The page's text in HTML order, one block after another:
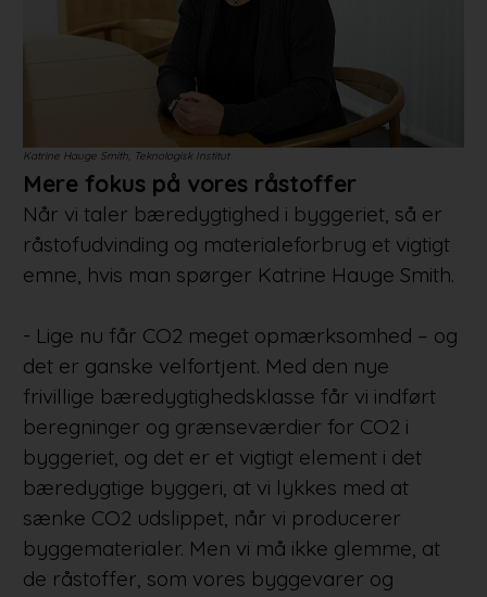
Katrine Hauge Smith, Teknologisk Institut
Mere fokus på vores råstoffer
Når vi taler bæredygtighed i byggeriet, så er
råstofudvinding og materialeforbrug et vigtigt
emne, hvis man spørger Katrine Hauge Smith.
- Lige nu får CO2 meget opmærksomhed – og
det er ganske velfortjent. Med den nye
frivillige bæredygtighedsklasse får vi indført
beregninger og grænseværdier for CO2 i
byggeriet, og det er et vigtigt element i det
bæredygtige byggeri, at vi lykkes med at
sænke CO2 udslippet, når vi producerer
byggematerialer. Men vi må ikke glemme, at
de råstoffer, som vores byggevarer og